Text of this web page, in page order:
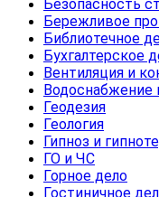
Безопасность
Бережливое
Библиотечное
Бухгалтерское
Вентиляция и
Водоснабжение
Геодезия
Геология
Гипноз и
ГО и ЧС
Горное дело
Гостиничное